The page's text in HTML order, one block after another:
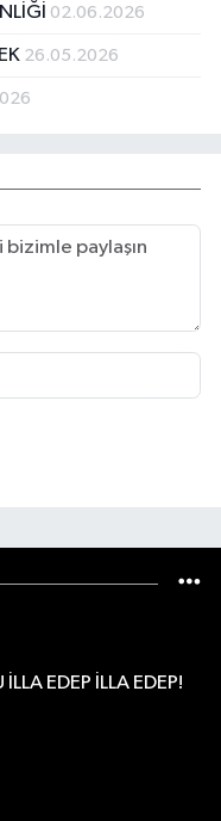
02.06.2026
26.05.2026
EDEP İLLA EDEP!